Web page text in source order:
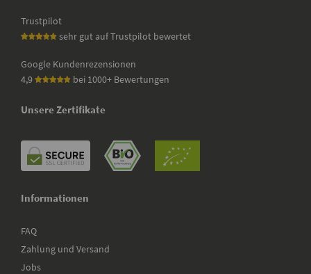
Trustpilot
sehr gut auf Trustpilot bewertet
Google Kundenrezensionen
4,9
bei 1000+ Bewertungen
Unsere Zertifikate
Informationen
FAQ
Zahlung und Versand
Jobs